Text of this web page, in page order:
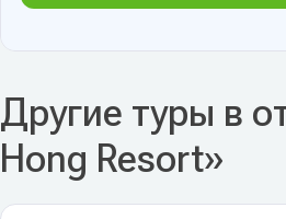
Другие туры в
Hong Resort»